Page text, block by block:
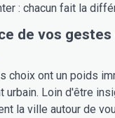
: chacun fait la
de vos
choix ont un poids
urbain. Loin d'être
la ville autour de